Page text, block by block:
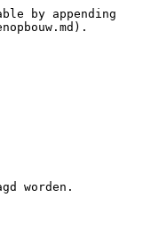
by appending
worden.